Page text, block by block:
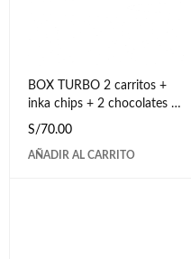
BOX TURBO 2 carritos +
inka chips + 2 chocolates +
tarjeta
S/70.00
AÑADIR AL CARRITO